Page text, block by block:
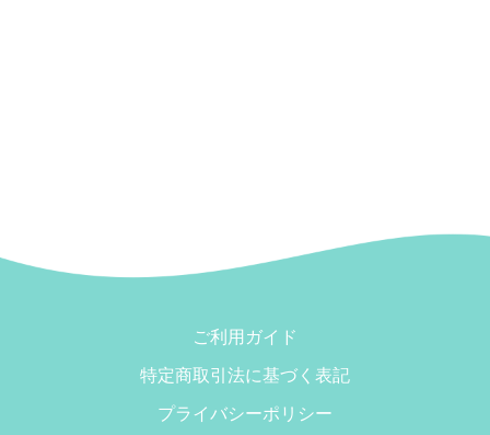
ご利用ガイド
特定商取引法に基づく表記
プライバシーポリシー